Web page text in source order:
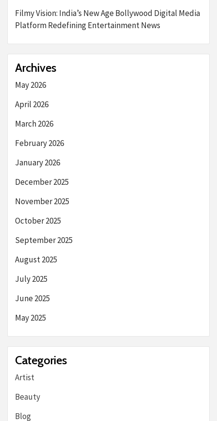
Filmy Vision: India’s New Age Bollywood Digital Media
Platform Redefining Entertainment News
Archives
May 2026
April 2026
March 2026
February 2026
January 2026
December 2025
November 2025
October 2025
September 2025
August 2025
July 2025
June 2025
May 2025
Categories
Artist
Beauty
Blog